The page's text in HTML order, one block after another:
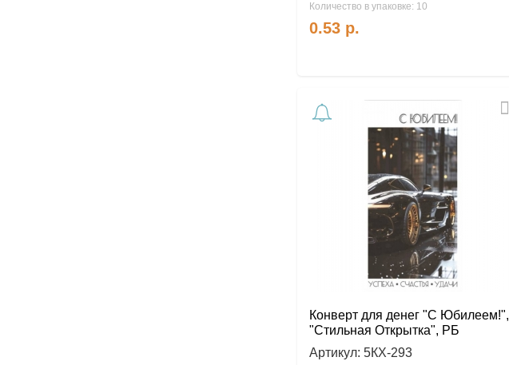
Количество в упаковке: 10
0.53 р.
Конверт для денег "С Юбилеем!",
"Стильная Открытка", РБ
Артикул: 5КХ-293